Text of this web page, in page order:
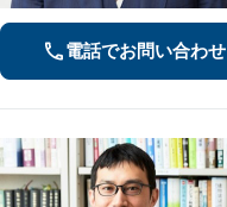
電話でお問い合わせ